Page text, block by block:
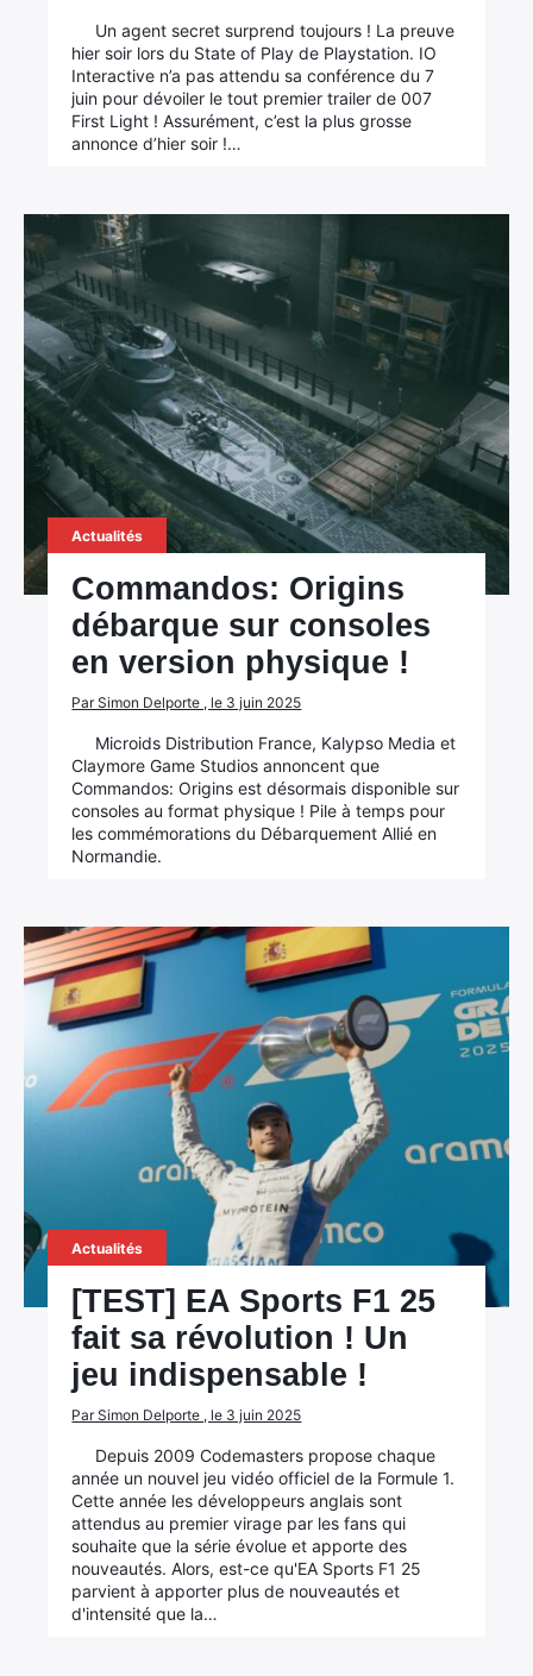
Un agent secret surprend toujours ! La preuve
hier soir lors du State of Play de Playstation. IO
Interactive n’a pas attendu sa conférence du 7
juin pour dévoiler le tout premier trailer de 007
First Light ! Assurément, c’est la plus grosse
annonce d’hier soir !…
Actualités
Commandos: Origins
débarque sur consoles
en version physique !
Par Simon Delporte , le 3 juin 2025
Microids Distribution France, Kalypso Media et
Claymore Game Studios annoncent que
Commandos: Origins est désormais disponible sur
consoles au format physique ! Pile à temps pour
les commémorations du Débarquement Allié en
Normandie.
Actualités
[TEST] EA Sports F1 25
fait sa révolution ! Un
jeu indispensable !
Par Simon Delporte , le 3 juin 2025
Depuis 2009 Codemasters propose chaque
année un nouvel jeu vidéo officiel de la Formule 1.
Cette année les développeurs anglais sont
attendus au premier virage par les fans qui
souhaite que la série évolue et apporte des
nouveautés. Alors, est-ce qu'EA Sports F1 25
parvient à apporter plus de nouveautés et
d'intensité que la…